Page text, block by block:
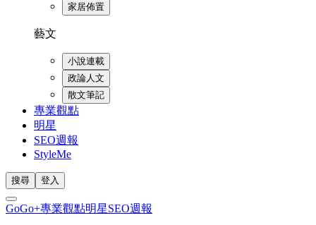
家居佈置
藝文
小說連載
政論人文
散文筆記
專業觀點
明星
SEO週報
StyleMe
搜尋 登入
GoGo+專業觀點明星SEO週報